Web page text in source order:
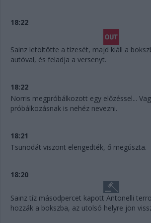
18:22
Sainz letöltötte a tízesét, majd kiáll a
autóval, és feladja a versenyt.
18:22
Norris megpróbálkozott egy előzéssel...
próbálkozásnak is nehéz nevezni.
18:21
Tsunodát viszont elengedték, ő megúszta.
18:20
Sainz tíz másodpercet kapott Antonelli
hozzák a bokszba, az utolsó helyre jön